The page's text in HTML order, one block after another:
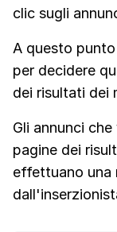
clic sugli
A questo
per decidere
dei risultati dei
Gli annunci
pagine dei
effettuano una